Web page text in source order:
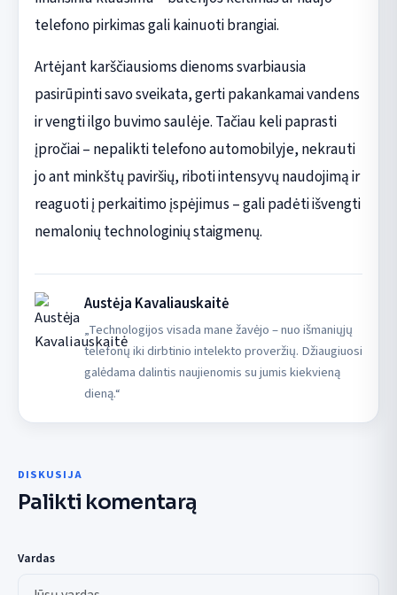
telefono pirkimas gali kainuoti brangiai.
Artėjant karščiausioms dienoms svarbiausia
pasirūpinti savo sveikata, gerti pakankamai vandens
ir vengti ilgo buvimo saulėje. Tačiau keli paprasti
įpročiai – nepalikti telefono automobilyje, nekrauti
jo ant minkštų paviršių, riboti intensyvų naudojimą ir
reaguoti į perkaitimo įspėjimus – gali padėti išvengti
nemalonių technologinių staigmenų.
Austėja Kavaliauskaitė
„Technologijos visada mane žavėjo – nuo išmaniųjų
telefonų iki dirbtinio intelekto proveržių. Džiaugiuosi
galėdama dalintis naujienomis su jumis kiekvieną
dieną.“
DISKUSIJA
Palikti komentarą
Vardas